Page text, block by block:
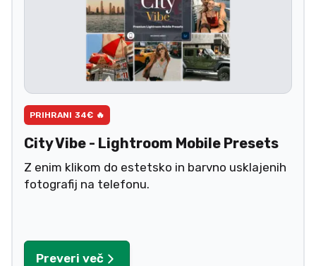
PRIHRANI 34€ 🔥
City Vibe - Lightroom Mobile Presets
Z enim klikom do estetsko in barvno usklajenih
fotografij na telefonu.
Preveri več